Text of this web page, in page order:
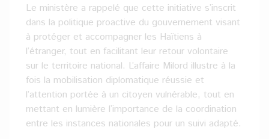
Le ministère a rappelé que cette initiative s’inscrit
dans la politique proactive du gouvernement visant
à protéger et accompagner les Haïtiens à
l’étranger, tout en facilitant leur retour volontaire
sur le territoire national. L’affaire Milord illustre à la
fois la mobilisation diplomatique réussie et
l’attention portée à un citoyen vulnérable, tout en
mettant en lumière l’importance de la coordination
entre les instances nationales pour un suivi adapté.